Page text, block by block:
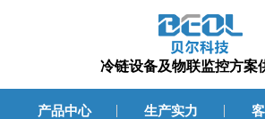
冷链设备及物联监控方案
产品中心 生产实力